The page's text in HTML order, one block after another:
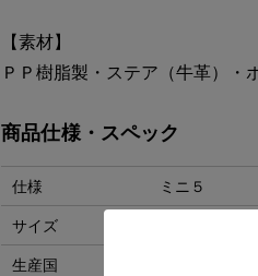
【素材】
ＰＰ樹脂製・ステア（牛革）・
商品仕様・スペック
仕様
ミニ５
サイズ
生産国